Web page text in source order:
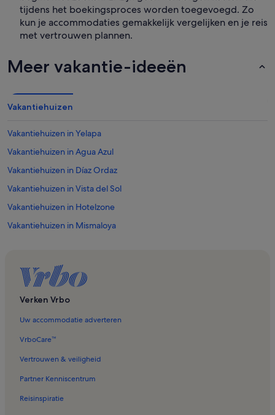
tijdens het boekingsproces worden toegevoegd. Zo
kun je accommodaties gemakkelijk vergelijken en je reis
met vertrouwen plannen.
Meer vakantie-ideeën
Vakantiehuizen
Vakantiehuizen in Yelapa
Vakantiehuizen in Agua Azul
Vakantiehuizen in Díaz Ordaz
Vakantiehuizen in Vista del Sol
Vakantiehuizen in Hotelzone
Vakantiehuizen in Mismaloya
Vakantiehuizen in Proyecto escola
Vakantiehuizen in Las Canoas
Vakantiehuizen in Vallarta 399
Vakantiehuizen in El Remance
Vakantiehuizen in Playa Bucerías
Vakantiehuizen in South Zone
Verken Vrbo
Uw accommodatie adverteren
VrboCare™
Vertrouwen & veiligheid
Partner Kenniscentrum
Reisinspiratie